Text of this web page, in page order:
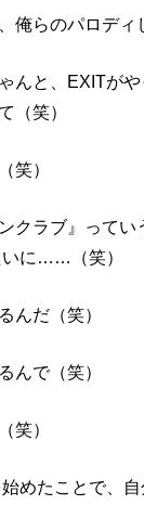
俺らのパロディ
んと、EXITが
（笑）
笑）
クラブ』ってい
いに……（笑）
んだ（笑）
んで（笑）
笑）
めたことで、